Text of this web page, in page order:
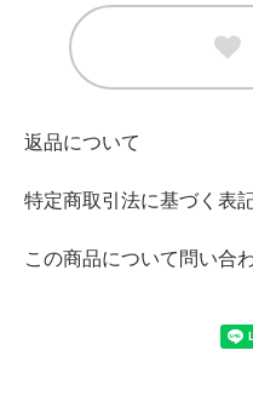
返品について
特定商取引法に基づく表
この商品について問い合